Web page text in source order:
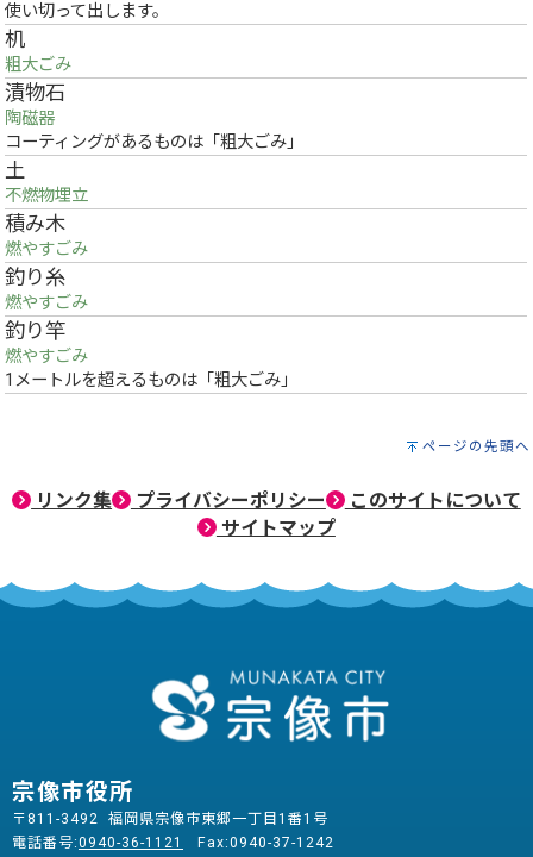
使い切って出します。
机
粗大ごみ
漬物石
陶磁器
コーティングがあるものは「粗大ごみ」
土
不燃物埋立
積み木
燃やすごみ
釣り糸
燃やすごみ
釣り竿
燃やすごみ
1メートルを超えるものは「粗大ごみ」
ページの先頭へ
リンク集 プライバシーポリシー
このサイトについて
サイトマップ
宗像市役所
〒811-3492 福岡県宗像市東郷一丁目1番1号
電話番号:0940-36-1121 Fax:0940-37-1242